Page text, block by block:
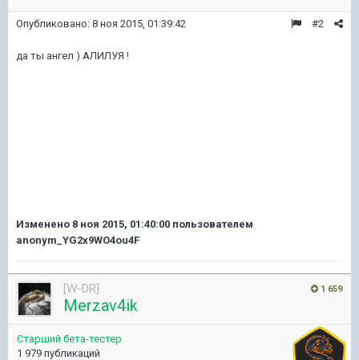
#2
Опубликовано: 8 ноя 2015, 01:39:42
да ты ангел ) АЛИЛУЯ !
Изменено 8 ноя 2015, 01:40:00 пользователем
anonym_YG2x9WO4ou4F
1 659
[W-DR]
Merzav4ik
Старший бета-тестер
1 979 публикаций